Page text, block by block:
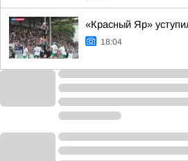
«Красный Яр»
18:04